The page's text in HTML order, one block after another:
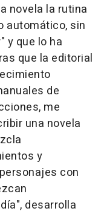
novela la rutina
automático, sin
y que lo ha
que la editorial
de
me
una novela
y
con
desarrolla